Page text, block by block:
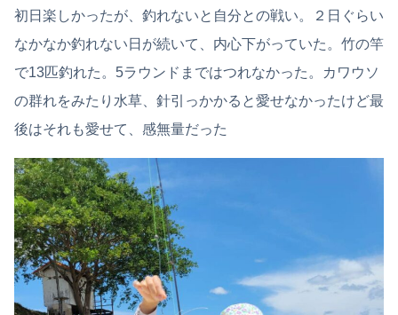
初日楽しかったが、釣れないと自分との戦い。２日ぐらい
なかなか釣れない日が続いて、内心下がっていた。竹の竿
で13匹釣れた。5ラウンドまではつれなかった。カワウソ
の群れをみたり水草、針引っかかると愛せなかったけど最
後はそれも愛せて、感無量だった